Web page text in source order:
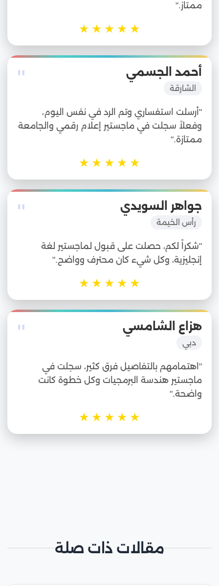
ممتاز."
★
★
★
★
★
" أحمد الجسمي
الشارقة
"أرسلت استفساري وتم الرد في نفس اليوم،
وفعلاً سجلت في ماجستير إعلام رقمي والجامعة
ممتازة."
★
★
★
★
★
" جواهر السويدي
رأس الخيمة
"شكراً لكم، حصلت على قبول لماجستير لغة
إنجليزية، وكل شيء كان محترف وواضح."
★
★
★
★
★
" هزاع الشامسي
دبي
"اهتمامهم بالتفاصيل فرق كثير، سجلت في
ماجستير هندسة البرمجيات وكل خطوة كانت
واضحة."
★
★
★
★
★
مقالات ذات صلة